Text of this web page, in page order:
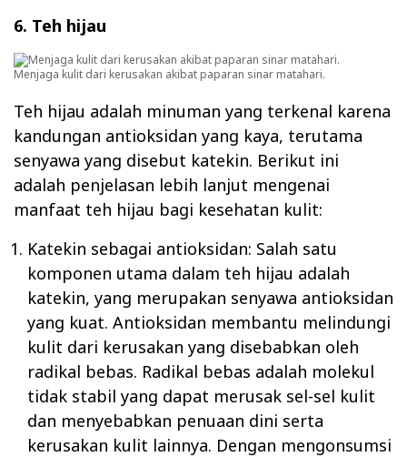
6. Teh hijau
Menjaga kulit dari kerusakan akibat paparan sinar matahari.
Teh hijau adalah minuman yang terkenal karena
kandungan antioksidan yang kaya, terutama
senyawa yang disebut katekin. Berikut ini
adalah penjelasan lebih lanjut mengenai
manfaat teh hijau bagi kesehatan kulit:
Katekin sebagai antioksidan: Salah satu
komponen utama dalam teh hijau adalah
katekin, yang merupakan senyawa antioksidan
yang kuat. Antioksidan membantu melindungi
kulit dari kerusakan yang disebabkan oleh
radikal bebas. Radikal bebas adalah molekul
tidak stabil yang dapat merusak sel-sel kulit
dan menyebabkan penuaan dini serta
kerusakan kulit lainnya. Dengan mengonsumsi